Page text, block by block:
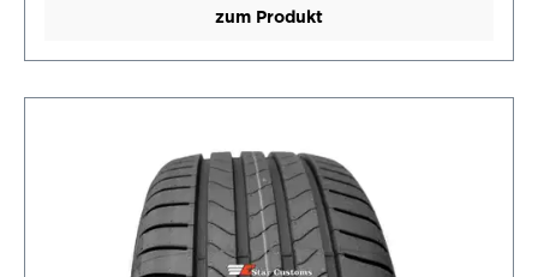
zum Produkt